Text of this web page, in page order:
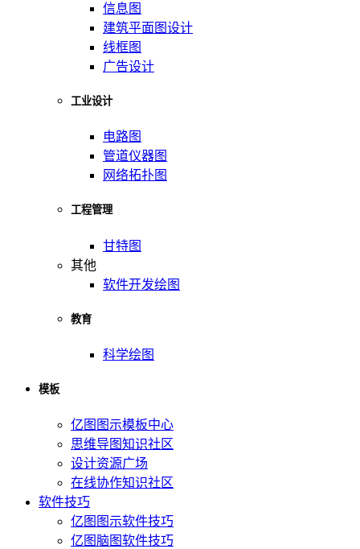
信息图
建筑平面图设计
线框图
广告设计
工业设计
电路图
管道仪器图
网络拓扑图
工程管理
甘特图
其他
软件开发绘图
教育
科学绘图
模板
亿图图示模板中心
思维导图知识社区
设计资源广场
在线协作知识社区
软件技巧
亿图图示软件技巧
亿图脑图软件技巧